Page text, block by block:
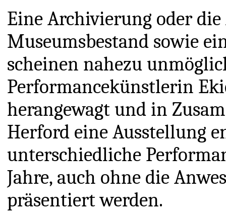
Eine Archivierung oder
Museumsbestand sowie
scheinen nahezu
Performancekünstlerin
herangewagt und in
Herford eine Ausstellung
unterschiedliche
Jahre, auch ohne die
präsentiert werden.